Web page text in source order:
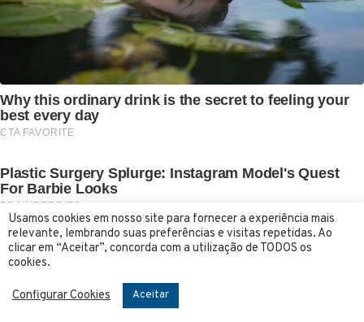
Usamos cookies em nosso site para fornecer a experiência mais
relevante, lembrando suas preferências e visitas repetidas. Ao
clicar em “Aceitar”, concorda com a utilização de TODOS os
cookies.
Configurar Cookies Aceitar